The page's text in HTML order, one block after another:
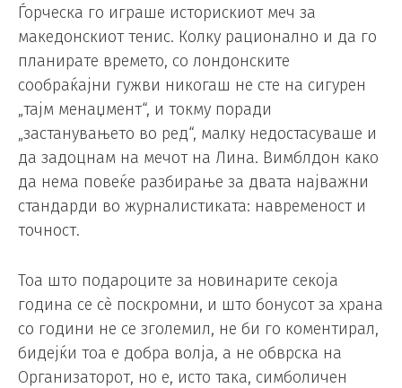
Ѓорческа го играше историскиот меч за
македонскиот тенис. Колку рационално и да го
планирате времето, со лондонските
сообраќајни гужви никогаш не сте на сигурен
„тајм менаџмент“, и токму поради
„застанувањето во ред“, малку недостасуваше и
да задоцнам на мечот на Лина. Вимблдон како
да нема повеќе разбирање за двата најважни
стандарди во журналистиката: навременост и
точност.
Тоа што подароците за новинарите секоја
година се сè поскромни, и што бонусот за храна
со години не се зголемил, не би го коментирал,
бидејќи тоа е добра волја, а не обврска на
Организаторот, но е, исто така, симболичен